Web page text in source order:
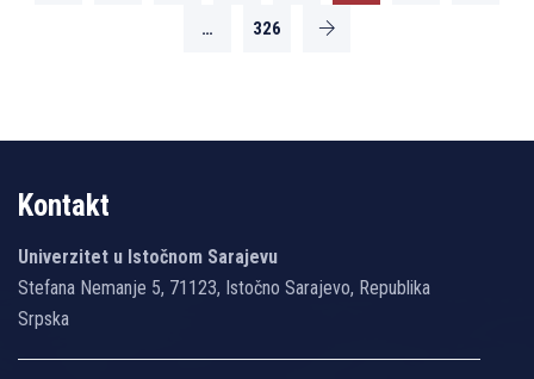
… 326
Kontakt
Univerzitet u Istočnom Sarajevu
Stefana Nemanje 5, 71123, Istočno Sarajevo, Republika
Srpska